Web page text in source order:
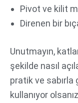
Pivot ve kilit
Direnen bir
Unutmayın,
şekilde nasıl
pratik ve sabırla
kullanıyor